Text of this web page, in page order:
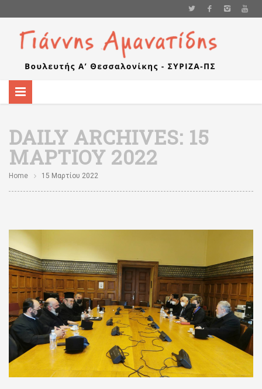
DAILY ARCHIVES: 15
ΜΑΡΤΊΟΥ 2022
Home 15 Μαρτίου 2022